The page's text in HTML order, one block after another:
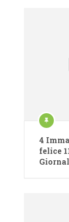
4
felice